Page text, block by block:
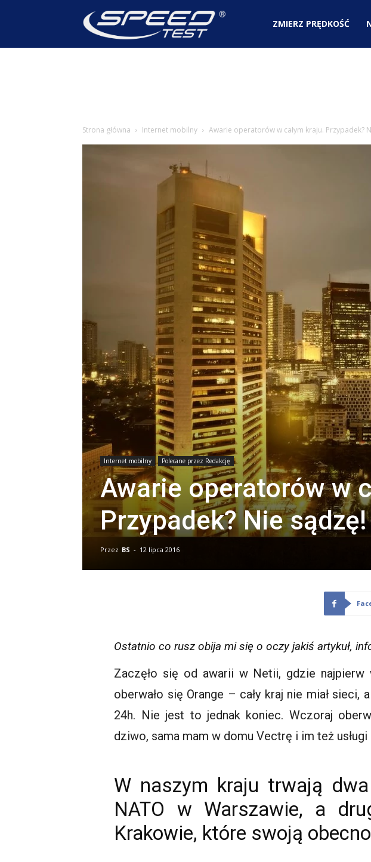
SpeedTest.plZMIERZ PRĘDKOŚĆ
Strona główna Internet mobilny Awarie operatorów w całym kraju. Przypadek?
Internet mobilny Polecane przez Redakcję
Awarie operatorów w
Przypadek? Nie sądzę!
Przez BS - 12 lipca 2016
Ostatnio co rusz obija mi się o oczy jakiś artykuł,
Zaczęło się od awarii w Netii, gdzie najpierw
oberwało się Orange – cały kraj nie miał
24h. Nie jest to jednak koniec. Wczoraj
dziwo, sama mam w domu Vectrę i im też
W naszym kraju trwają
NATO w Warszawie, a
Krakowie, które swoją